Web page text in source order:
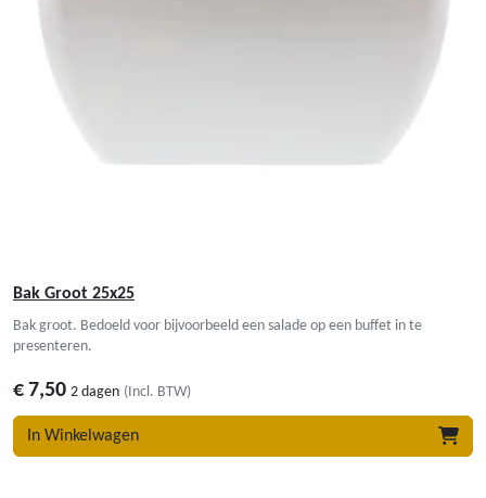
Bak Groot 25x25
Bak groot. Bedoeld voor bijvoorbeeld een salade op een buffet in te
presenteren.
€ 7,50 2 dagen (Incl. BTW)
In Winkelwagen